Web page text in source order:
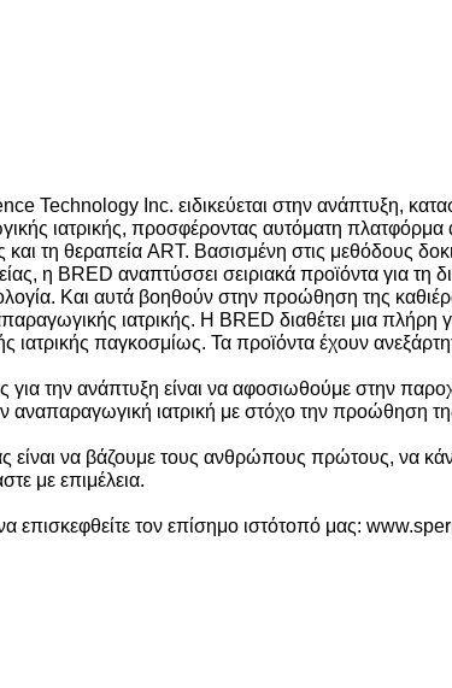
Technology Inc. ειδικεύεται στην ανάπτυξη,
ιατρικής, προσφέροντας αυτόματη
και τη θεραπεία ART. Βασισμένη στις μεθόδους
η BRED αναπτύσσει σειριακά προϊόντα για τη
Και αυτά βοηθούν στην προώθηση της
ιατρικής. Η BRED διαθέτει μια πλήρη
ιατρικής παγκοσμίως. Τα προϊόντα έχουν
την ανάπτυξη είναι να αφοσιωθούμε στην
αναπαραγωγική ιατρική με στόχο την προώθηση
είναι να βάζουμε τους ανθρώπους πρώτους, να
με επιμέλεια.
επισκεφθείτε τον επίσημο ιστότοπό μας: